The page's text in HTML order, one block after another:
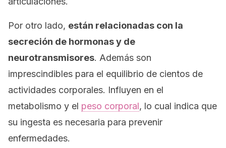
Por otro lado, están relacionadas con la
secreción de hormonas y de
neurotransmisores. Además son
imprescindibles para el equilibrio de cientos de
actividades corporales. Influyen en el
metabolismo y el peso corporal, lo cual indica que
su ingesta es necesaria para prevenir
enfermedades.